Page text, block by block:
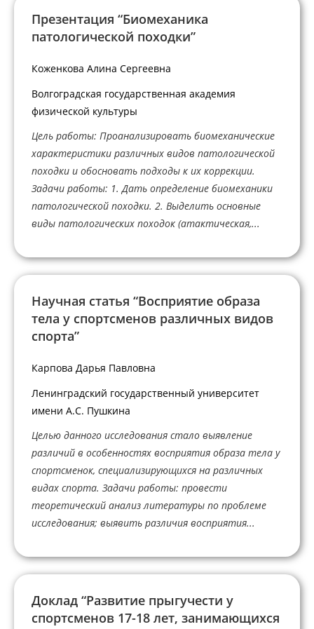
Презентация “Биомеханика
патологической походки”
Коженкова Алина Сергеевна
Волгоградская государственная академия
физической культуры
Цель работы: Проанализировать биомеханические
характеристики различных видов патологической
походки и обосновать подходы к их коррекции.
Задачи работы: 1. Дать определение биомеханики
патологической походки. 2. Выделить основные
виды патологических походок (атактическая,...
Научная статья “Восприятие образа
тела у спортсменов различных видов
спорта”
Карпова Дарья Павловна
Ленинградский государственный университет
имени А.С. Пушкина
Целью данного исследования стало выявление
различий в особенностях восприятия образа тела у
спортсменок, специализирующихся на различных
видах спорта. Задачи работы: провести
теоретический анализ литературы по проблеме
исследования; выявить различия восприятия...
Доклад “Развитие прыгучести у
спортсменов 17-18 лет, занимающихся